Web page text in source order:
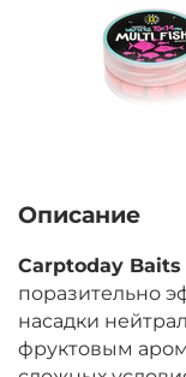
Диаметр:
Вкус:
Описание
Carptoday
поразительно
насадки
фруктовым